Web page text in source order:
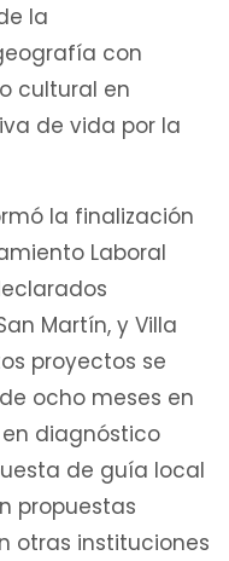
la
con
cultural en
de vida por la
la finalización
Laboral
Martín, y Villa
proyectos se
ocho meses en
diagnóstico
de guía local
propuestas
otras instituciones